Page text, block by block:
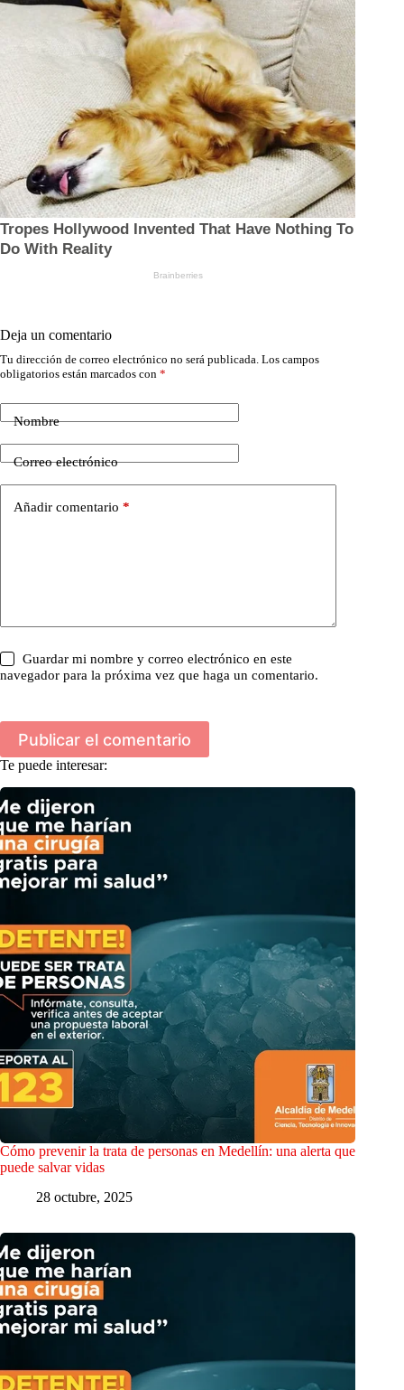
Deja un comentario
Tu dirección de correo electrónico no será publicada. Los campos
obligatorios están marcados con *
Nombre
Correo electrónico
Añadir comentario *
Guardar mi nombre y correo electrónico en este
navegador para la próxima vez que haga un comentario.
Publicar el comentario
Te puede interesar:
Cómo prevenir la trata de personas en Medellín: una alerta que
puede salvar vidas
28 octubre, 2025